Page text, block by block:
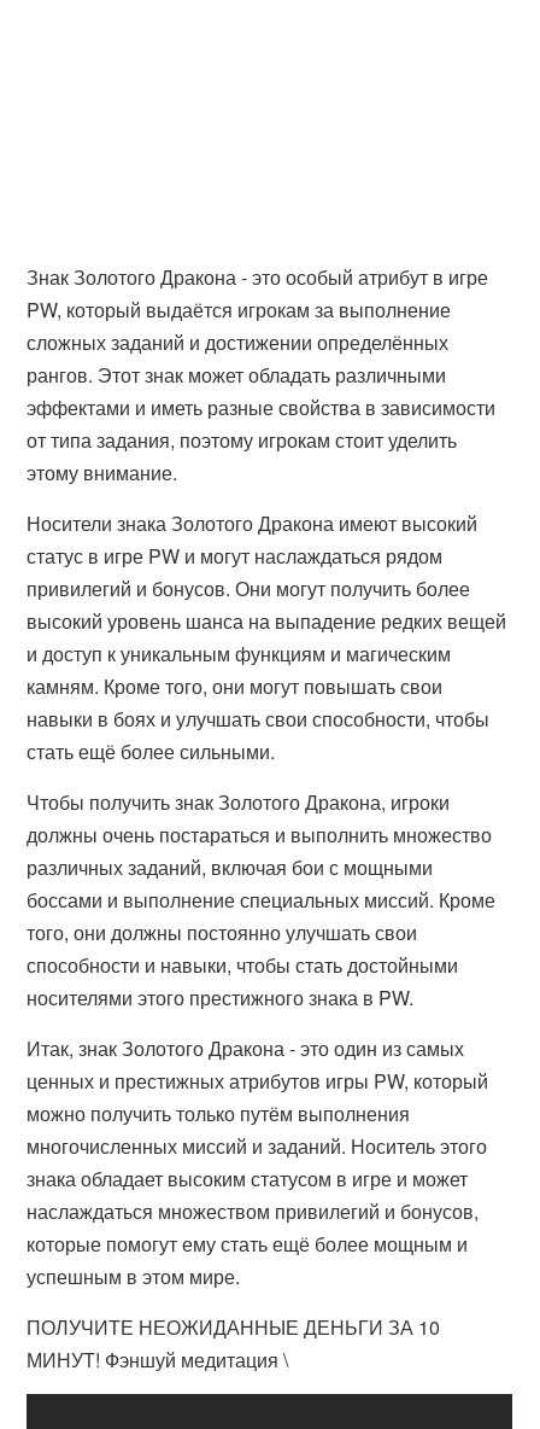
Знак Золотого Дракона - это особый атрибут в игре
PW, который выдаётся игрокам за выполнение
сложных заданий и достижении определённых
рангов. Этот знак может обладать различными
эффектами и иметь разные свойства в зависимости
от типа задания, поэтому игрокам стоит уделить
этому внимание.
Носители знака Золотого Дракона имеют высокий
статус в игре PW и могут наслаждаться рядом
привилегий и бонусов. Они могут получить более
высокий уровень шанса на выпадение редких вещей
и доступ к уникальным функциям и магическим
камням. Кроме того, они могут повышать свои
навыки в боях и улучшать свои способности, чтобы
стать ещё более сильными.
Чтобы получить знак Золотого Дракона, игроки
должны очень постараться и выполнить множество
различных заданий, включая бои с мощными
боссами и выполнение специальных миссий. Кроме
того, они должны постоянно улучшать свои
способности и навыки, чтобы стать достойными
носителями этого престижного знака в PW.
Итак, знак Золотого Дракона - это один из самых
ценных и престижных атрибутов игры PW, который
можно получить только путём выполнения
многочисленных миссий и заданий. Носитель этого
знака обладает высоким статусом в игре и может
наслаждаться множеством привилегий и бонусов,
которые помогут ему стать ещё более мощным и
успешным в этом мире.
ПОЛУЧИТЕ НЕОЖИДАННЫЕ ДЕНЬГИ ЗА 10
МИНУТ! Фэншуй медитация \